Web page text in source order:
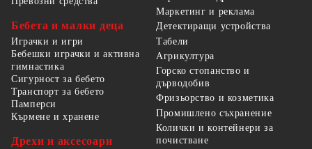
Бебета и малки деца
Играчки и игри
Бебешки играчки и активна
гимнастика
Сигурност за бебето
Транспорт за бебето
Памперси
Кърмене и хранене
Дрехи и аксесоари
Маркетинг и реклама
Детектиращи устройства
Табели
Агрикултура
Горско стопанство и
дърводобив
Фризьорство и козметика
Промишлено съхранение
Колички и контейнери за
почистване